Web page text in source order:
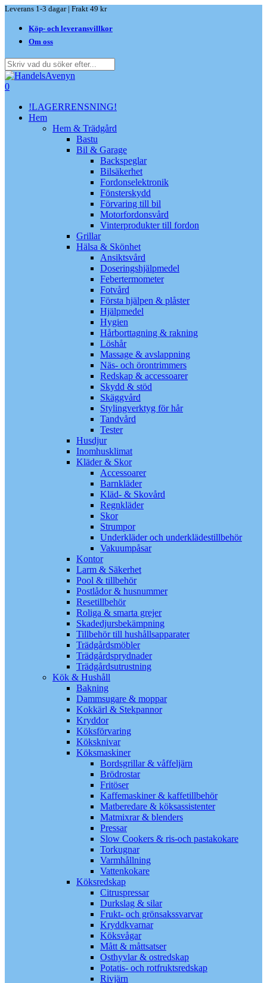
Skip
main
content
Leverans 1-3 dagar | Frakt 49 kr
Köp- och leveransvillkor
Om oss
Close
Search
search
0
!LAGERRENSNING!
Hem
Hem & Trädgård
Bastu
Bil & Garage
Backspeglar
Bilsäkerhet
Fordonselektronik
Fönsterskydd
Förvaring till bil
Motorfordonsvård
Vinterprodukter till fordon
Grillar
Hälsa & Skönhet
Ansiktsvård
Doseringshjälpmedel
Febertermometer
Fotvård
Första hjälpen & plåster
Hjälpmedel
Hygien
Hårborttagning & rakning
Löshår
Massage & avslappning
Näs- och örontrimmers
Redskap & accessoarer
Skydd & stöd
Skäggvård
Stylingverktyg för hår
Tandvård
Tester
Husdjur
Inomhusklimat
Kläder & Skor
Accessoarer
Barnkläder
Kläd- & Skovård
Regnkläder
Skor
Strumpor
Underkläder och underklädestillbehör
Vakuumpåsar
Kontor
Larm & Säkerhet
Pool & tillbehör
Postlådor & husnummer
Resetillbehör
Roliga & smarta grejer
Skadedjursbekämpning
Tillbehör till hushållsapparater
Trädgårdsmöbler
Trädgårdsprydnader
Trädgårdsutrustning
Kök & Hushåll
Bakning
Dammsugare & moppar
Kokkärl & Stekpannor
Kryddor
Köksförvaring
Köksknivar
Köksmaskiner
Bordsgrillar & våffeljärn
Brödrostar
Fritöser
Kaffemaskiner & kaffetillbehör
Matberedare & köksassistenter
Matmixrar & blenders
Pressar
Slow Cookers & ris-och pastakokare
Torkugnar
Varmhållning
Vattenkokare
Köksredskap
Citruspressar
Durkslag & silar
Frukt- och grönsakssvarvar
Kryddkvarnar
Köksvågar
Mått & måttsatser
Osthyvlar & ostredskap
Potatis- och rotfruktsredskap
Rivjärn